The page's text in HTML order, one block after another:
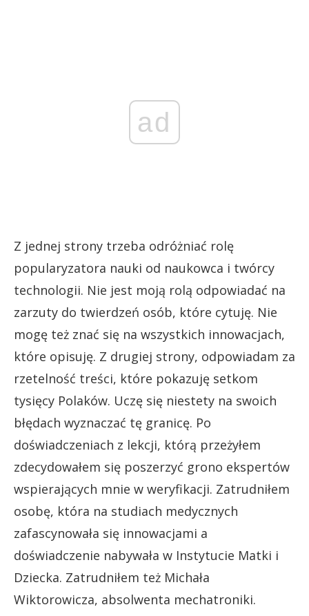
ad
Z jednej strony trzeba odróżniać rolę
popularyzatora nauki od naukowca i twórcy
technologii. Nie jest moją rolą odpowiadać na
zarzuty do twierdzeń osób, które cytuję. Nie
mogę też znać się na wszystkich innowacjach,
które opisuję. Z drugiej strony, odpowiadam za
rzetelność treści, które pokazuję setkom
tysięcy Polaków. Uczę się niestety na swoich
błędach wyznaczać tę granicę. Po
doświadczeniach z lekcji, którą przeżyłem
zdecydowałem się poszerzyć grono ekspertów
wspierających mnie w weryfikacji. Zatrudniłem
osobę, która na studiach medycznych
zafascynowała się innowacjami a
doświadczenie nabywała w Instytucie Matki i
Dziecka. Zatrudniłem też Michała
Wiktorowicza, absolwenta mechatroniki.